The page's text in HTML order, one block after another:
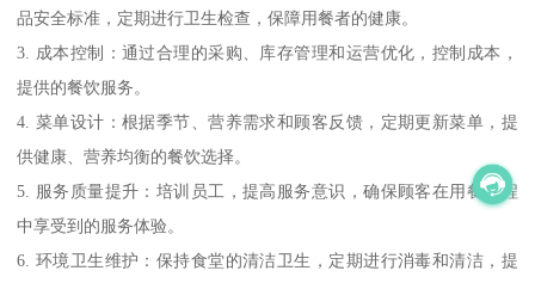
品安全标准，定期进行卫生检查，保障用餐者的健康。
3. 成本控制：通过合理的采购、库存管理和运营优化，控制成本，
提供的餐饮服务。
4. 菜单设计：根据季节、营养需求和顾客反馈，定期更新菜单，提
供健康、营养均衡的餐饮选择。
5. 服务质量提升：培训员工，提高服务意识，确保顾客在用餐过程
中享受到的服务体验。
6. 环境卫生维护：保持食堂的清洁卫生，定期进行消毒和清洁，提